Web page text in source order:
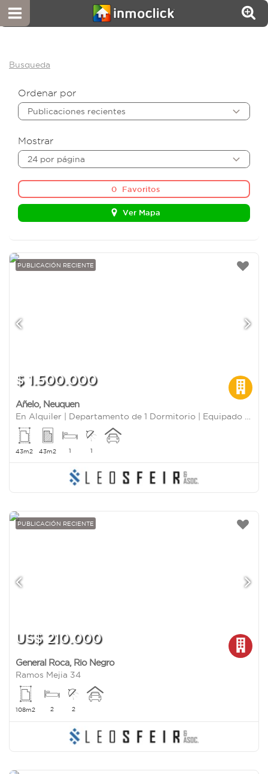
Busqueda
Ordenar por
Publicaciones recientes
Mostrar
24 por página
0 Favoritos
Ver Mapa
PUBLICACIÓN RECIENTE
$ 1.500.000
Añelo, Neuquen
43m2 43m2 1 1
PUBLICACIÓN RECIENTE
US$ 210.000
General Roca, Rio Negro
Ramos Mejia 34
108m2 2 2